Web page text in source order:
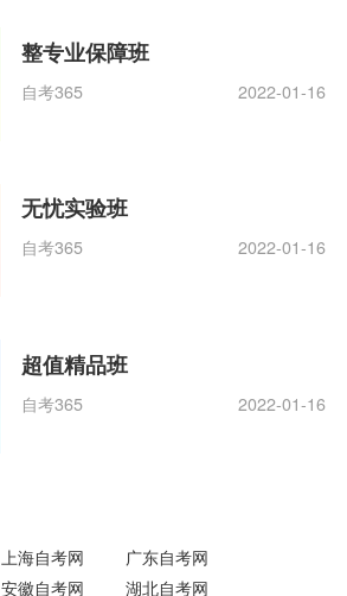
整专业保障班
自考365 2022-01-16
无忧实验班
自考365 2022-01-16
超值精品班
自考365 2022-01-16
上海自考网
广东自考网
安徽自考网 湖北自考网